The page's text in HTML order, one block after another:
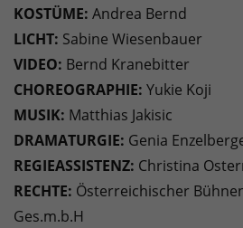
KOSTÜME: Andrea Bernd
LICHT: Sabine Wiesenbauer
VIDEO: Bernd Kranebitter
CHOREOGRAPHIE: Yukie Koji
MUSIK: Matthias Jakisic
DRAMATURGIE: Genia
REGIEASSISTENZ: Christina
RECHTE: Österreichischer
Ges.m.b.H